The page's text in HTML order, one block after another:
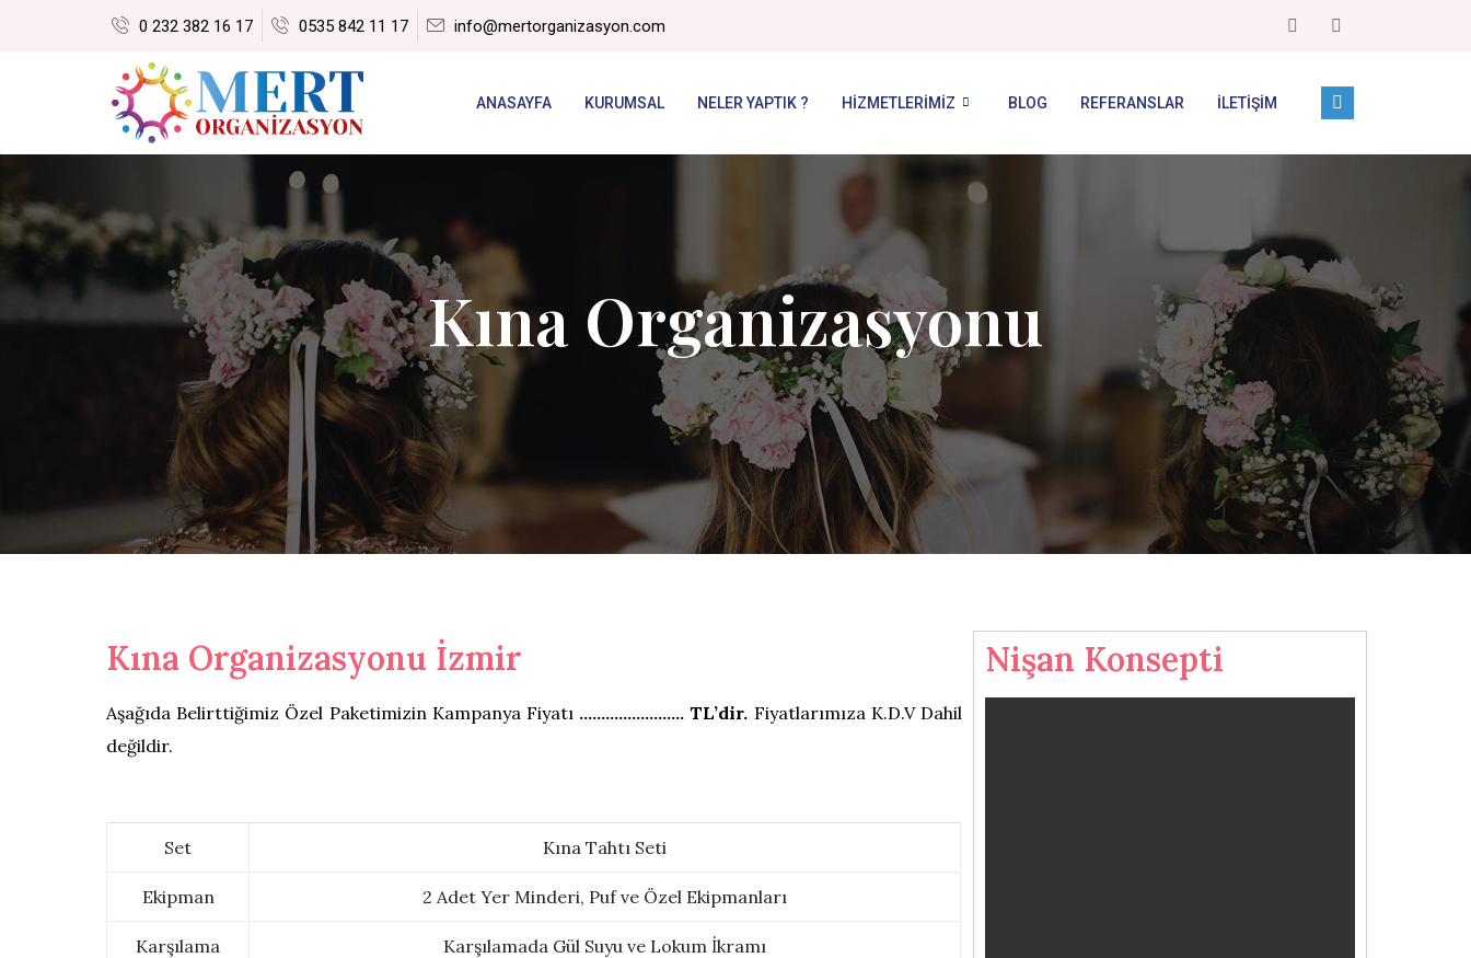
0 232 382 16 17 0535 842 11 17 info@mertorganizasyon.com
ANASAYFA KURUMSAL NELER YAPTIK ? HIZMETLERIMIZ BLOG REFERANSLAR İLETIŞIM
Kına Organizasyonu
Kına Organizasyonu İzmir
Aşağıda Belirttiğimiz Özel Paketimizin Kampanya Fiyatı …………………… TL’dir. Fiyatlarımıza K.D.V Dahil
değildir.
Set Kına Tahtı Seti
Ekipman 2 Adet Yer Minderi, Puf ve Özel Ekipmanları
Karşılama Karşılamada Gül Suyu ve Lokum İkramı
Nişan Konsepti